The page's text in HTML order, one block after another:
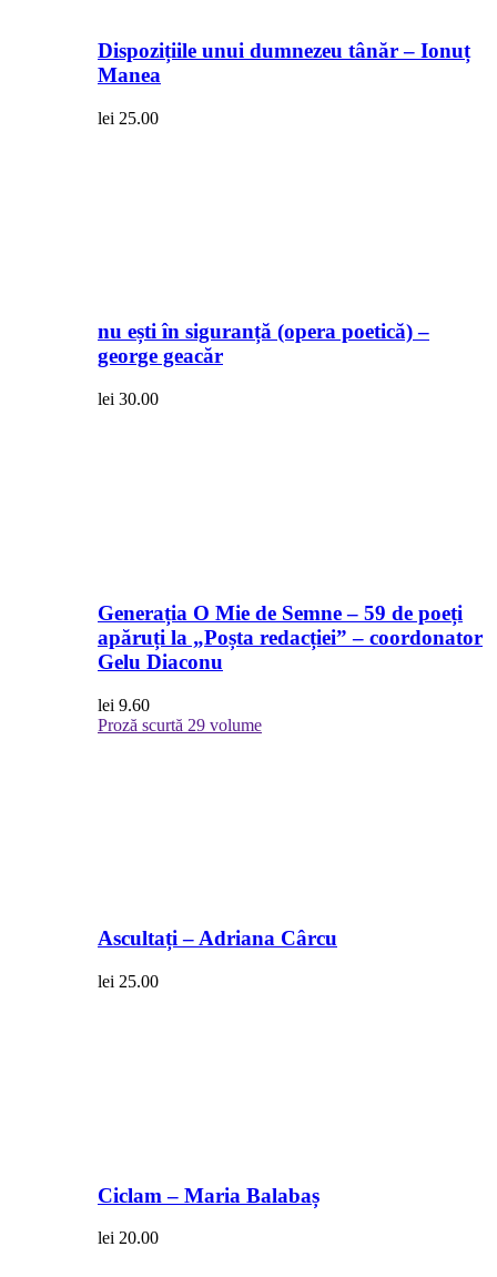
Dispozițiile unui dumnezeu tânăr – Ionuț
Manea
lei 25.00
nu ești în siguranță (opera poetică) –
george geacăr
lei 30.00
Generația O Mie de Semne – 59 de poeți
apăruți la „Poșta redacției” – coordonator
Gelu Diaconu
lei 9.60
Proză scurtă 29 volume
Ascultați – Adriana Cârcu
lei 25.00
Ciclam – Maria Balabaș
lei 20.00